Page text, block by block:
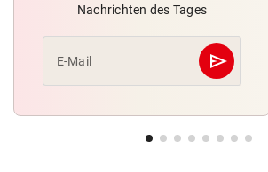
Nachrichten des Tages
E-Mail send